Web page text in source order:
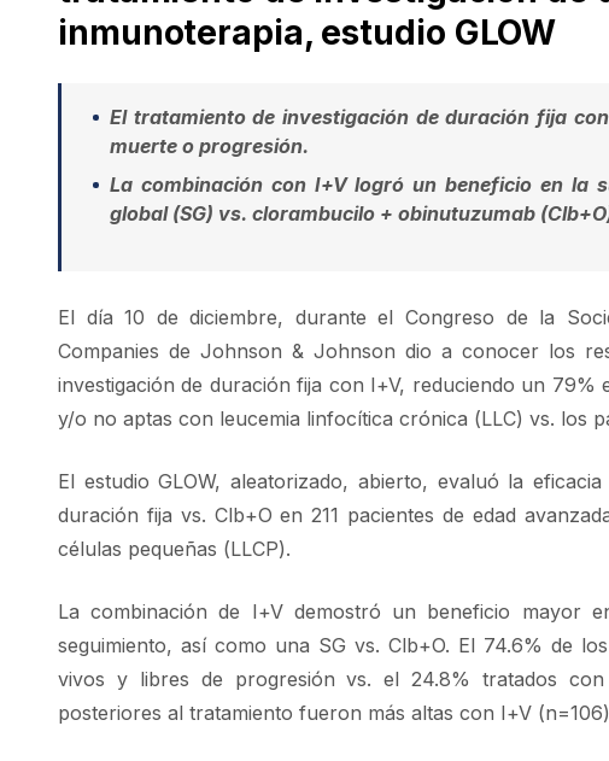
inmunoterapia, estudio GLOW
El tratamiento de investigación de duración fija
muerte o progresión.
La combinación con I+V logró un beneficio en la
global (SG) vs. clorambucilo + obinutuzumab
El día 10 de diciembre, durante el Congreso de la
Companies de Johnson & Johnson dio a conocer los
investigación de duración fija con I+V, reduciendo un
y/o no aptas con leucemia linfocítica crónica (LLC) vs. los
El estudio GLOW, aleatorizado, abierto, evaluó la
duración fija vs. Clb+O en 211 pacientes de edad
células pequeñas (LLCP).
La combinación de I+V demostró un beneficio mayor
seguimiento, así como una SG vs. Clb+O. El 74.6% de
vivos y libres de progresión vs. el 24.8% tratados
posteriores al tratamiento fueron más altas con I+V